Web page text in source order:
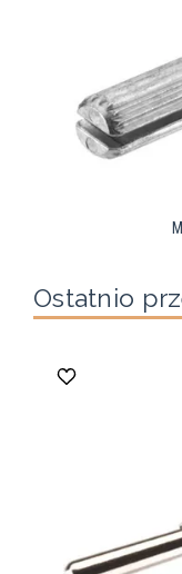
Ostatnio